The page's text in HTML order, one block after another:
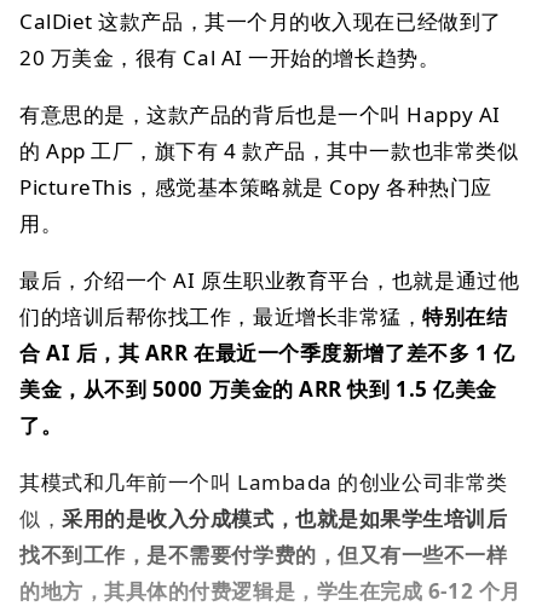
CalDiet 这款产品，其一个月的收入现在已经做到了
20 万美金，很有 Cal AI 一开始的增长趋势。
有意思的是，这款产品的背后也是一个叫 Happy AI
的 App 工厂，旗下有 4 款产品，其中一款也非常类似
PictureThis，感觉基本策略就是 Copy 各种热门应
用。
最后，介绍一个 AI 原生职业教育平台，也就是通过他
们的培训后帮你找工作，最近增长非常猛，特别在结
合 AI 后，其 ARR 在最近一个季度新增了差不多 1 亿
美金，从不到 5000 万美金的 ARR 快到 1.5 亿美金
了。
其模式和几年前一个叫 Lambada 的创业公司非常类
似，采用的是收入分成模式，也就是如果学生培训后
找不到工作，是不需要付学费的，但又有一些不一样
的地方，其具体的付费逻辑是，学生在完成 6-12 个月